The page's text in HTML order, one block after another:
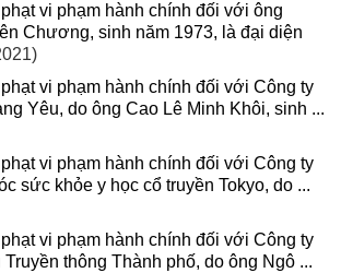
vi phạm hành chính đối với ông
Chương, sinh năm 1973, là đại diện
vi phạm hành chính đối với Công ty
Yêu, do ông Cao Lê Minh Khôi, sinh ...
vi phạm hành chính đối với Công ty
sức khỏe y học cổ truyền Tokyo, do ...
vi phạm hành chính đối với Công ty
thông Thành phố, do ông Ngô ...